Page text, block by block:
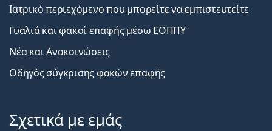
Ιατρικό περιεχόμενο που μπορείτε να εμπιστευτείτε
Γυαλιά και φακοί επαφής μέσω ΕΟΠΠΥ
Νέα και Ανακοινώσεις
Οδηγός σύγκρισης φακών επαφής
Σχετικά με εμάς